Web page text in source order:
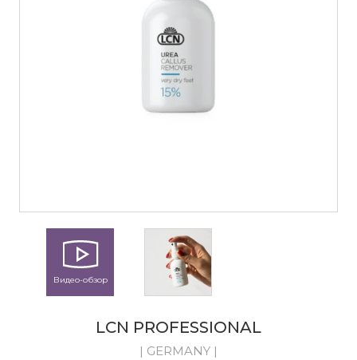
Видео-обзор
LCN PROFESSIONAL
| GERMANY |